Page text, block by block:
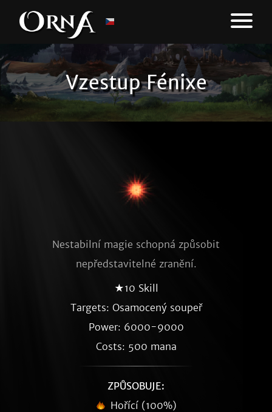
Vzestup Fénixe
Nestabilní magie schopná způsobit
nepředstavitelné zranění.
★10 Skill
Targets: Osamocený soupeř
Power: 6000-9000
Costs: 500 mana
ZPŮSOBUJE:
Hořící (100%)